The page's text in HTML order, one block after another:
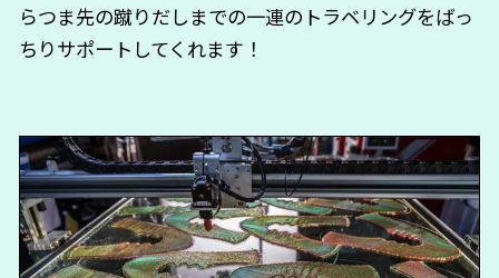
らつま先の蹴りだしまでの一連のトラベリングをばっ
ちりサポートしてくれます！